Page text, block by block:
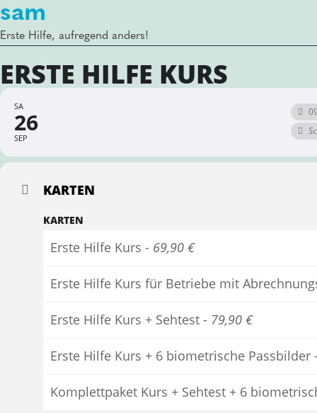
sam
Erste Hilfe, aufregend anders!
ERSTE HILFE KURS
SA
26
SEP
KARTEN
KARTEN
Erste Hilfe Kurs - 69,90 €
Erste Hilfe Kurs für Betriebe mit
Erste Hilfe Kurs + Sehtest - 79,90 €
Erste Hilfe Kurs + 6 biometrische Passbilder
Komplettpaket Kurs + Sehtest + 6